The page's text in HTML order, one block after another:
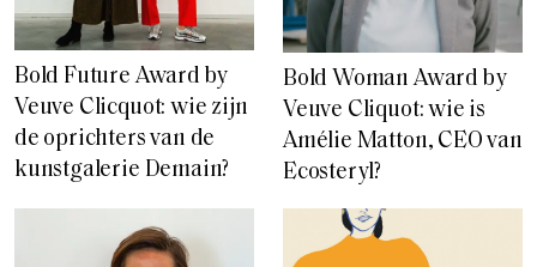
Bold Future Award by
Veuve Clicquot: wie zijn
de oprichters van de
kunstgalerie Demain?
Bold Woman Award by
Veuve Cliquot: wie is
Amélie Matton, CEO van
Ecosteryl?